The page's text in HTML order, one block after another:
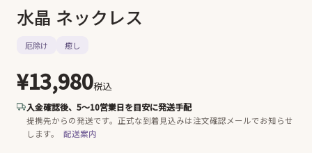
水晶 ネックレス
厄除け 癒し
¥13,980税込
入金確認後、5〜10営業日を目安に発送手配
提携先からの発送です。 正式な到着見込みは注文確認メールでお知らせ
します。
配送案内